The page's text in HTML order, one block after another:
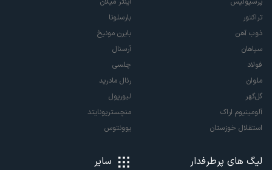
تراکتور
ذوب آهن
سپاهان
فولاد
ملوان
گل‌گهر
آلومینیوم اراک
استقلال خوزستان
بارسلونا
بایرن مونیخ
آرسنال
چلسی
رئال مادرید
لیورپول
منچستریونایتد
یوونتوس
لیگ های پرطرفدار سایر